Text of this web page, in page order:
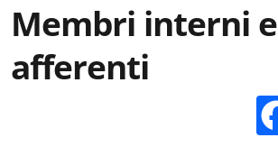
Membri interni e
afferenti